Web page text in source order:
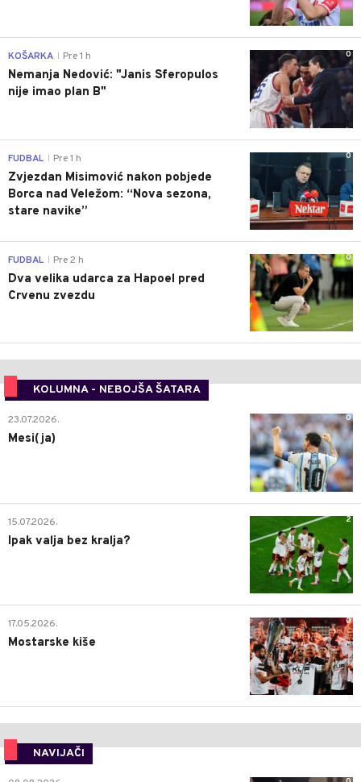
0
KOŠARKA Pre 1 h
Nemanja Nedović: "Janis Sferopulos
nije imao plan B"
0
FUDBAL Pre 1 h
Zvjezdan Misimović nakon pobjede
Borca nad Veležom: “Nova sezona,
stare navike”
0
FUDBAL Pre 2 h
Dva velika udarca za Hapoel pred
Crvenu zvezdu
KOLUMNA - NEBOJŠA ŠATARA
0
23.07.2026.
Mesi(ja)
2
15.07.2026.
Ipak valja bez kralja?
0
17.05.2026.
Mostarske kiše
NAVIJAČI